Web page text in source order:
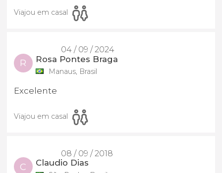
Viajou em casal
04 / 09 / 2024
R Rosa Pontes Braga
Manaus, Brasil
Excelente
Viajou em casal
08 / 09 / 2018
C Claudio Dias